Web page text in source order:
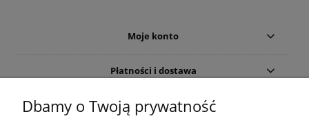
Moje konto
Płatności i dostawa
Informacje
Dbamy o Twoją prywatność